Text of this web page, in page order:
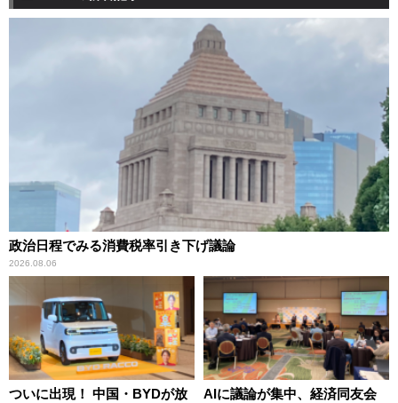
政治日程でみる消費税率引き下げ議論
2026.08.06
ついに出現！ 中国・BYDが放
AIに議論が集中、経済同友会